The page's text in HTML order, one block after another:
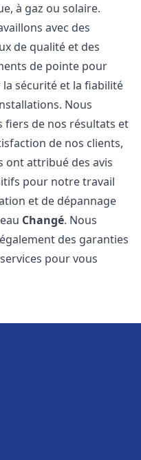
à gaz ou solaire.
avec des
de qualité et des
de pointe pour
sécurité et la fiabilité
Nous
fiers de nos résultats et
de nos clients,
ont attribué des avis
pour notre travail
et de dépannage
Changé. Nous
des garanties
pour vous